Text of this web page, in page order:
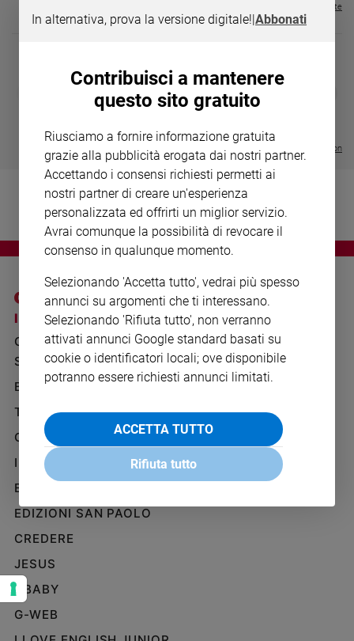
spiritualità
Società
e
Ambiente
e
Aziende
di
Caso
della
settimana
Diversità
e
Costume
Cultura
e
spettacoli
Visualizza tutte le riviste
LE GRANDI BASILICHE ITALIANE
- VOL DA 1 AL 5
DIARIO G 2026-27
€ 8,90
- € 8,90
Visualizza tutte le collection
I SITI SAN PAOLO
GRUPPO EDITORIALE
SAN PAOLO
BENESSERE
TELENOVA
GAZZETTA D'ALBA
IL GIORNALINO
EDICOLA SAN PAOLO
EDIZIONI SAN PAOLO
CREDERE
JESUS
GBABY
G-WEB
NOTE LEGALI
PRIVACY POLICY
INFORMATIVA
WHISTLEBLOWING
In alternativa, prova la versione digitale!|Abbonati
Contribuisci a mantenere
questo sito gratuito
Riusciamo a fornire informazione gratuita
grazie alla pubblicità erogata dai nostri partner.
Accettando i consensi richiesti permetti ai
nostri partner di creare un'esperienza
personalizzata ed offrirti un miglior servizio.
Avrai comunque la possibilità di revocare il
consenso in qualunque momento.
Selezionando 'Accetta tutto', vedrai più spesso
annunci su argomenti che ti interessano.
Selezionando 'Rifiuta tutto', non verranno
attivati annunci Google standard basati su
cookie o identificatori locali; ove disponibile
potranno essere richiesti annunci limitati.
ACCETTA TUTTO
Rifiuta tutto